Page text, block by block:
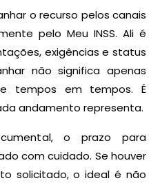
o recurso pelos canais
pelo Meu INSS. Ali é
exigências e status
não significa apenas
tempos em tempos. É
andamento representa.
o prazo para
com cuidado. Se houver
solicitado, o ideal é não